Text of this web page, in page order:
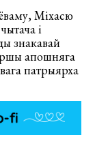
Міхасю
і
знакавай
апошняга
патрыярха